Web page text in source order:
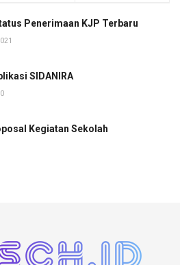
Penerimaan KJP Terbaru
SIDANIRA
Kegiatan Sekolah